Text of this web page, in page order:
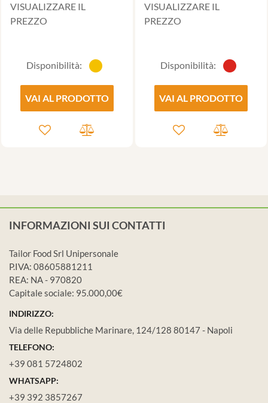
VISUALIZZARE IL
PREZZO
Disponibilità:
VAI AL PRODOTTO
VISUALIZZARE IL
PREZZO
Disponibilità:
VAI AL PRODOTTO
INFORMAZIONI SUI CONTATTI
Tailor Food Srl Unipersonale
P.IVA: 08605881211
REA: NA - 970820
Capitale sociale: 95.000,00€
INDIRIZZO:
Via delle Repubbliche Marinare, 124/128 80147 - Napoli
TELEFONO:
+39 081 5724802
WHATSAPP:
+39 392 3857267